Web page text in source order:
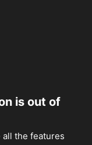
is out of
the features